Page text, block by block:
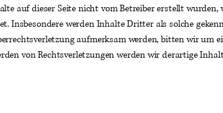
auf dieser Seite nicht vom Betreiber erstellt wurden,
Insbesondere werden Inhalte Dritter als solche
aufmerksam werden, bitten wir um
von Rechtsverletzungen werden wir derartige